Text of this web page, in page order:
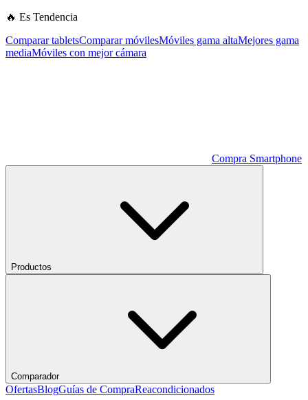
🔥 Es Tendencia
Comparar tabletsComparar móvilesMóviles gama altaMejores gama
mediaMóviles con mejor cámara
Compra Smartphone
Productos
Comparador
OfertasBlogGuías de CompraReacondicionados